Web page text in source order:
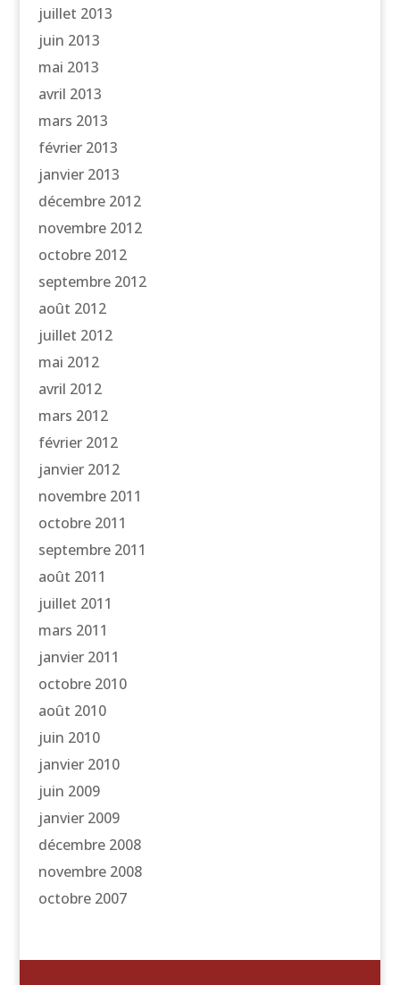
juillet 2013
juin 2013
mai 2013
avril 2013
mars 2013
février 2013
janvier 2013
décembre 2012
novembre 2012
octobre 2012
septembre 2012
août 2012
juillet 2012
mai 2012
avril 2012
mars 2012
février 2012
janvier 2012
novembre 2011
octobre 2011
septembre 2011
août 2011
juillet 2011
mars 2011
janvier 2011
octobre 2010
août 2010
juin 2010
janvier 2010
juin 2009
janvier 2009
décembre 2008
novembre 2008
octobre 2007